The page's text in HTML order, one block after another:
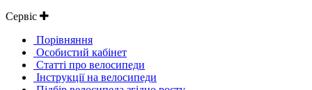
Сервіс
Порівняння
Особистий кабінет
Статті про велосипеди
Інструкції на велосипеди